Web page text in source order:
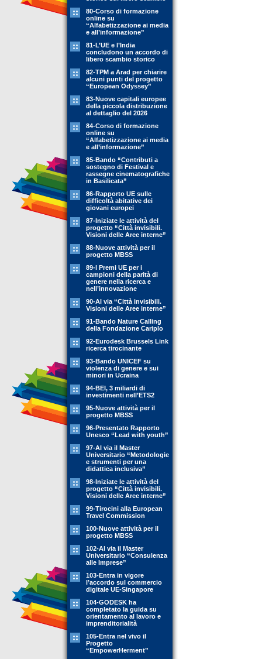
80-Corso di formazione
online su
“Alfabetizzazione ai media
e all’informazione”
81-L’UE e l’India
concludono un accordo di
libero scambio storico
82-TPM a Arad per chiarire
alcuni punti del progetto
“European Odyssey”
83-Nuove capitali europee
della piccola distribuzione
al dettaglio del 2026
84-Corso di formazione
online su
“Alfabetizzazione ai media
e all’informazione”
85-Bando “Contributi a
sostegno di Festival e
rassegne cinematografiche
in Basilicata”
86-Rapporto UE sulle
difficoltà abitative dei
giovani europei
87-Iniziate le attività del
progetto “Città invisibili.
Visioni delle Aree interne”
88-Nuove attività per il
progetto MBSS
89-l Premi UE per i
campioni della parità di
genere nella ricerca e
nell’innovazione
90-Al via “Città invisibili.
Visioni delle Aree interne”
91-Bando Nature Calling
della Fondazione Cariplo
92-Eurodesk Brussels Link
ricerca tirocinante
93-Bando UNICEF su
violenza di genere e sui
minori in Ucraina
94-BEI, 3 miliardi di
investimenti nell’ETS2
95-Nuove attività per il
progetto MBSS
96-Presentato Rapporto
Unesco “Lead with youth”
97-Al via il Master
Universitario “Metodologie
e strumenti per una
didattica inclusiva”
98-Iniziate le attività del
progetto “Città invisibili.
Visioni delle Aree interne”
99-Tirocini alla European
Travel Commission
100-Nuove attività per il
progetto MBSS
102-Al via il Master
Universitario “Consulenza
alle Imprese”
103-Entra in vigore
l’accordo sul commercio
digitale UE-Singapore
104-GODESK ha
completato la guida su
orientamento al lavoro e
imprenditorialità
105-Entra nel vivo il
Progetto
“EmpowerHerment”